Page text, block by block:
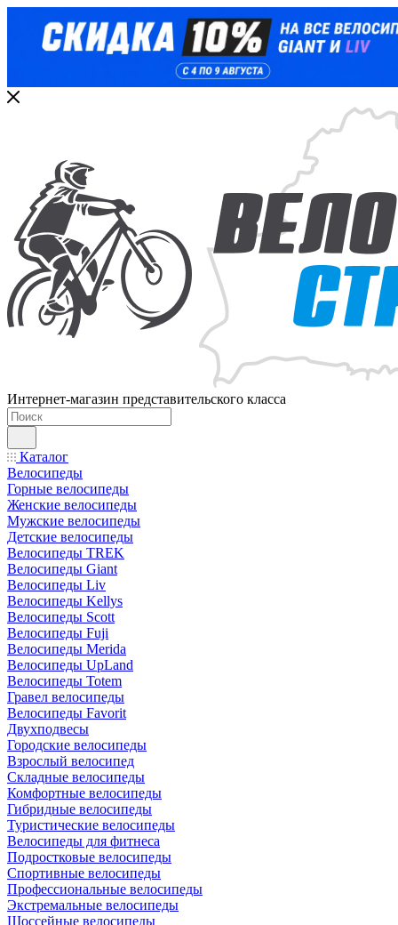
Интернет-магазин представительского класса
Каталог
Велосипеды
Горные велосипеды
Женские велосипеды
Мужские велосипеды
Детские велосипеды
Велосипеды TREK
Велосипеды Giant
Велосипеды Liv
Велосипеды Kellys
Велосипеды Scott
Велосипеды Fuji
Велосипеды Merida
Велосипеды UpLand
Велосипеды Totem
Гравел велосипеды
Велосипеды Favorit
Двухподвесы
Городские велосипеды
Взрослый велосипед
Складные велосипеды
Комфортные велосипеды
Гибридные велосипеды
Туристические велосипеды
Велосипеды для фитнеса
Подростковые велосипеды
Спортивные велосипеды
Профессиональные велосипеды
Экстремальные велосипеды
Шоссейные велосипеды